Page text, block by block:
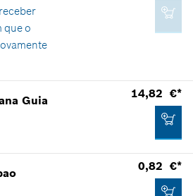
preço não vinculativa do
IVA
ao carrinho das compras
aplicação
preço não vinculativa do
ao carrinho das compras
receber
que o
1
peças sobressalentes
aplicação
Guia
14,82 €*
1
0,82 €*